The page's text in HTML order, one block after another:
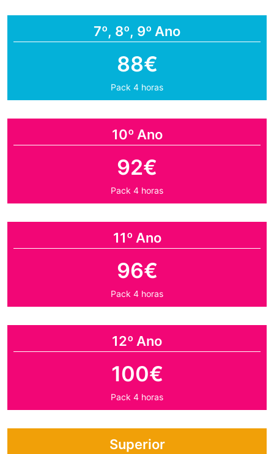
7º, 8º, 9º Ano
88€
Pack 4 horas
10º Ano
92€
Pack 4 horas
11º Ano
96€
Pack 4 horas
12º Ano
100€
Pack 4 horas
Superior